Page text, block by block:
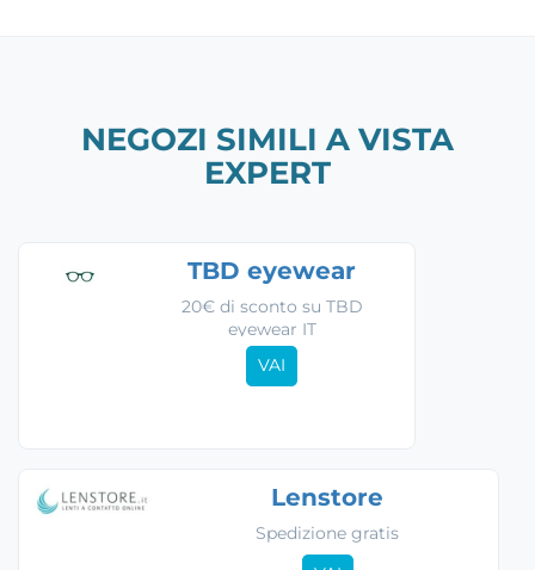
NEGOZI SIMILI A VISTA
EXPERT
TBD eyewear
20€ di sconto su TBD
eyewear IT
VAI
Lenstore
Spedizione gratis